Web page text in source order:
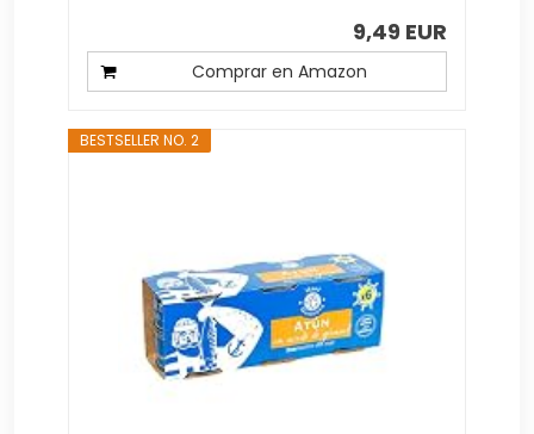
9,49 EUR
Comprar en Amazon
BESTSELLER NO. 2